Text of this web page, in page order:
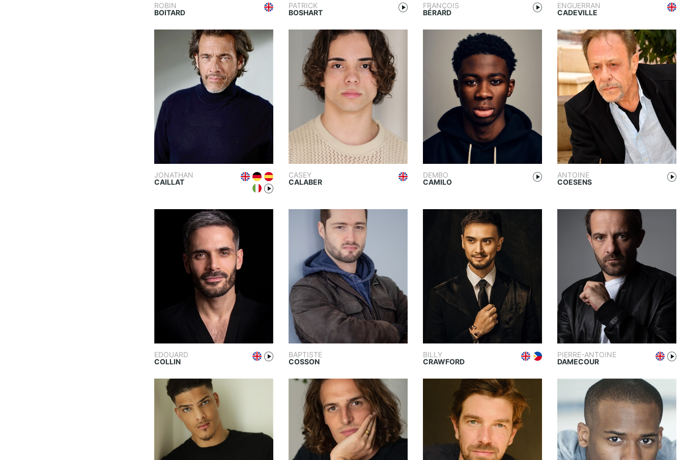
ROBIN
BOITARD
PATRICK
BOSHART
FRANÇOIS
BÉRARD
ENGUERRAN
CADEVILLE
JONATHAN
CAILLAT
CASEY
CALABER
DEMBO
CAMILO
ANTOINE
COESENS
EDOUARD
COLLIN
BAPTISTE
COSSON
BILLY
CRAWFORD
PIERRE-ANTOINE
DAMECOUR